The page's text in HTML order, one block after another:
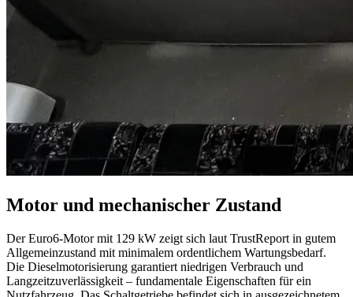
Motor und mechanischer Zustand
Der Euro6-Motor mit 129 kW zeigt sich laut TrustReport in gutem
Allgemeinzustand mit minimalem ordentlichem Wartungsbedarf.
Die Dieselmotorisierung garantiert niedrigen Verbrauch und
Langzeitzuverlässigkeit – fundamentale Eigenschaften für ein